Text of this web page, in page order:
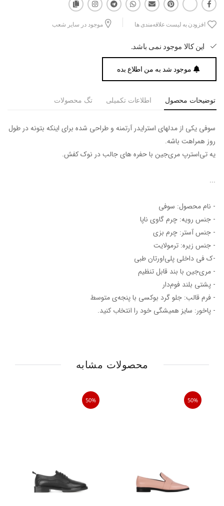
افزودن به لیست علاقه‌مندی ها موجود در سایر شعب
این کالا موجود نمی باشد.
موجود شد به من اطلاع بده
توضیحات محصول اطلاعات تکمیلی تگ محصولات
سوفی یکی از مدلهای استرایدر آرتمنه و طراحی شده برای اینکه بتونه در طول
روز همراهت باشه.
یه تی‌استرپ مری‌جین با حفره های جالب در نوک کفش.
...
- نام محصول: سوفی
- جنس رویه: چرم گاوی ناپا
- جنس آستر: چرم بزی
- جنس زیره: ترمولایت
-ک فی داخلی پلی‌اورتان طبی
- مری‌جین با بند قابل تنظیم
- پشتی بلند فوم‌دار
- فرم قالب: جلو گرد بوکسی با پنجه‌ی متوسط
- پاخور: سایز همیشگی خود را انتخاب کنید.
محصولات مشابه
50%
50%